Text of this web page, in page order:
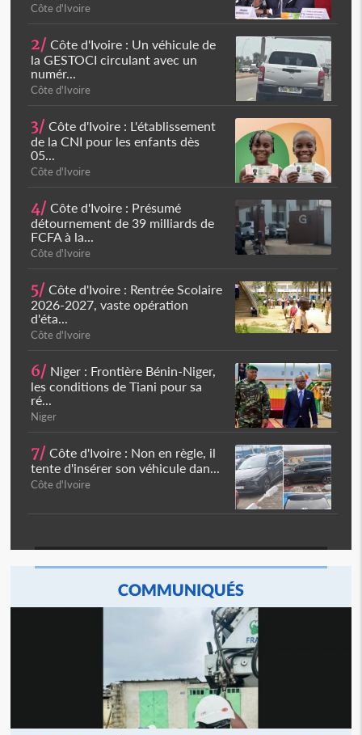
Côte d'Ivoire
2/ Côte d'Ivoire : Un véhicule de
la GESTOCI circulant avec un
numér...
Côte d'Ivoire
3/ Côte d'Ivoire : L'établissement
de la CNI pour les enfants dès
05...
Côte d'Ivoire
4/ Côte d'Ivoire : Présumé
détournement de 39 milliards de
FCFA à la...
Côte d'Ivoire
5/ Côte d'Ivoire : Rentrée Scolaire
2026-2027, vaste opération
d'éta...
Côte d'Ivoire
6/ Niger : Frontière Bénin-Niger,
les conditions de Tiani pour sa
ré...
Niger
7/ Côte d'Ivoire : Non en règle, il
tente d'insérer son véhicule dan...
Côte d'Ivoire
COMMUNIQUÉS